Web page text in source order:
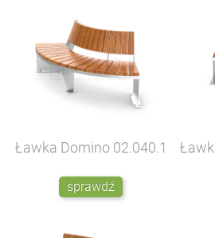
Ławka Domino 02.040.1
sprawdź